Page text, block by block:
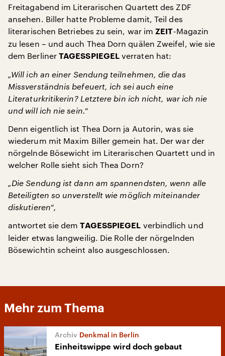
Freitagabend im Literarischen Quartett des ZDF
ansehen. Biller hatte Probleme damit, Teil des
literarischen Betriebes zu sein, war im ZEIT-Magazin
zu lesen – und auch Thea Dorn quälen Zweifel, wie sie
dem BerlinerTAGESSPIEGEL verraten hat:
„Will ich an einer Sendung teilnehmen, die das
Missverständnis befeuert, ich sei auch eine
Literaturkritikerin? Letztere bin ich nicht, war ich nie
und will ich nie sein.“
Denn eigentlich ist Thea Dorn ja Autorin, was sie
wiederum mit Maxim Biller gemein hat. Der war der
nörgelnde Bösewicht im Literarischen Quartett und in
welcher Rolle sieht sich Thea Dorn?
„Die Sendung ist dann am spannendsten, wenn alle
Beteiligten so unverstellt wie möglich miteinander
diskutieren“,
antwortet sie demTAGESSPIEGEL verbindlich und
leider etwas langweilig. Die Rolle der nörgelnden
Bösewichtin scheint also ausgeschlossen.
Mehr zum Thema
Denkmal in Berlin
Einheitswippe wird doch gebaut